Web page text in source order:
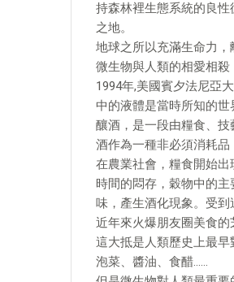
持森林裡生態系統的良
之地。
地球之所以充滿生命力，
微生物與人類的相愛相殺
1994年,美國賓夕法尼亞
中的液體是當時所知的世
釀酒，是一段由糧食、
酒作為一種非必須消耗品
在農業社會，糧食開始
時間的悶存，穀物中的
味，產生酒化現象。受到
近年來火爆朋友圈美食
這大抵是人類歷史上最早
泡菜、醬油、食醋……